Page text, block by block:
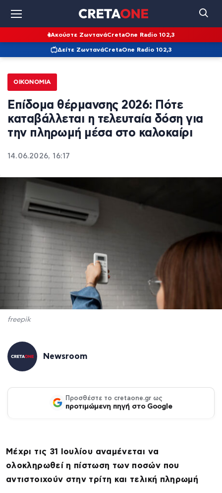
Ακούστε ΖωντανάCretaOne Radio 102,3
Δείτε ΖωντανάCretaOne Radio 102,3
ΟΙΚΟΝΟΜΊΑ
Επίδομα θέρμανσης 2026: Πότε
καταβάλλεται η τελευταία δόση για
την πληρωμή μέσα στο καλοκαίρι
14.06.2026, 16:17
freepik
Newsroom
Προσθέστε το cretaone.gr ως
προτιμώμενη πηγή στο Google
Μέχρι τις 31 Ιουλίου αναμένεται να
ολοκληρωθεί η πίστωση των ποσών που
αντιστοιχούν στην τρίτη και τελική πληρωμή